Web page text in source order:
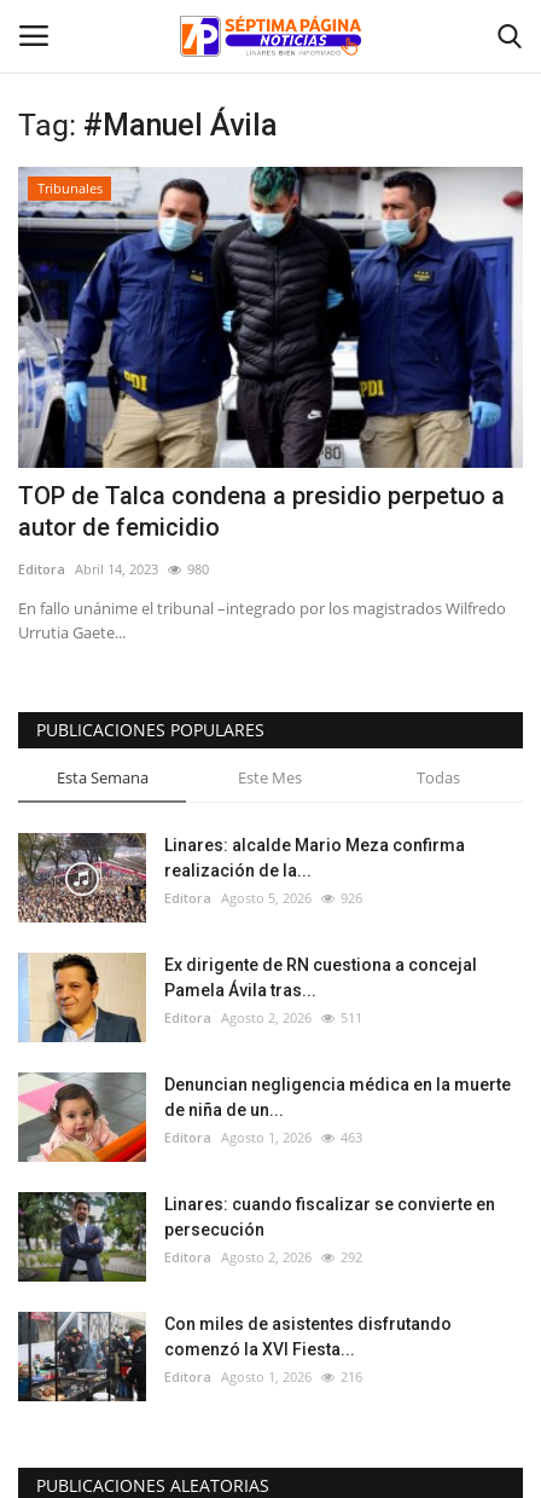
Inicio
Crónica
Policial
Tribunales
Deporte
Política
Espectáculos
Tag: #Manuel Ávila
Tribunales
TOP de Talca condena a presidio perpetuo a
autor de femicidio
Editora Abril 14, 2023 980
En fallo unánime el tribunal –integrado por los magistrados Wilfredo
Urrutia Gaete...
PUBLICACIONES POPULARES
Esta Semana Este Mes Todas
Linares: alcalde Mario Meza confirma
realización de la...
Editora Agosto 5, 2026 926
Ex dirigente de RN cuestiona a concejal
Pamela Ávila tras...
Editora Agosto 2, 2026 511
Denuncian negligencia médica en la muerte
de niña de un...
Editora Agosto 1, 2026 463
Linares: cuando fiscalizar se convierte en
persecución
Editora Agosto 2, 2026 292
Con miles de asistentes disfrutando
comenzó la XVI Fiesta...
Editora Agosto 1, 2026 216
PUBLICACIONES ALEATORIAS